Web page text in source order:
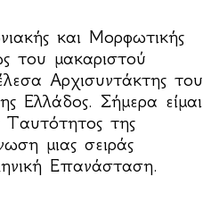
και Μορφωτικής
του μακαριστού
Αρχισυντάκτης του
Ελλάδος. Σήμερα είμαι
Ταυτότητος της
μιας σειράς
Επανάσταση.